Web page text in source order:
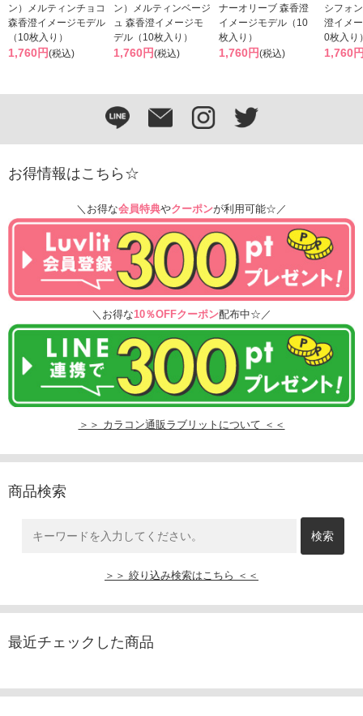
ン）メルティンチョコ
森香澄イメージモデル
（10枚入り）
1,760円(税込)
ン）メルティンベージ
ュ 森香澄イメージモ
デル（10枚入り）
1,760円(税込)
ナーオリーブ 森香澄
イメージモデル（10
枚入り）
1,760円(税込)
シフォ
澄イメ
0枚入り
1,760
お得情報はこちら☆
＼お得な会員特典やクーポンが利用可能☆／
＼お得な10％OFFクーポン配布中☆／
＞＞ カラコン通販ラブリットについて ＜＜
商品検索
＞＞ 絞り込み検索はこちら ＜＜
最近チェックした商品